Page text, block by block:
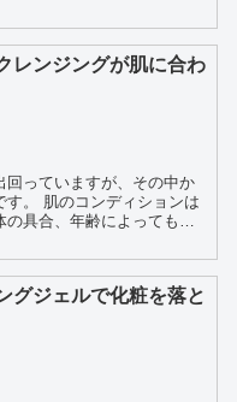
レンジングが肌に合わ
回っていますが、その中か
ョンは
具合、年齢によっても違
グジェルで化粧を落と